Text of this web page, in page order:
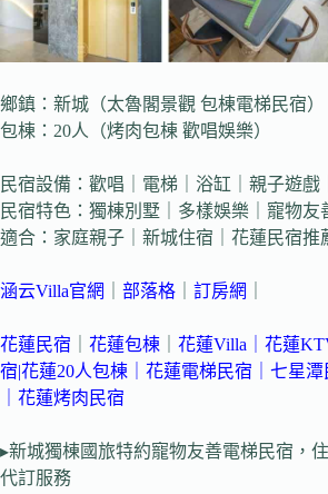
鄉鎮：新城（太魯閣景觀 包棟電梯民宿）
包棟：20人（烤肉包棟 歡唱娛樂）
民宿設備：歡唱｜電梯｜浴缸｜親子遊戲
民宿特色：獨棟別墅｜多樣娛樂｜寵物友
適合：家庭親子｜新城住宿｜花蓮民宿推
涵云Villa官網 部落格 訂房網
花蓮民宿 花蓮包棟 花蓮Villa 花蓮
宿|花蓮20人包棟 花蓮電梯民宿 七星潭
花蓮烤肉民宿
▸新城獨棟國旅特約寵物友善電梯民宿，
代訂服務